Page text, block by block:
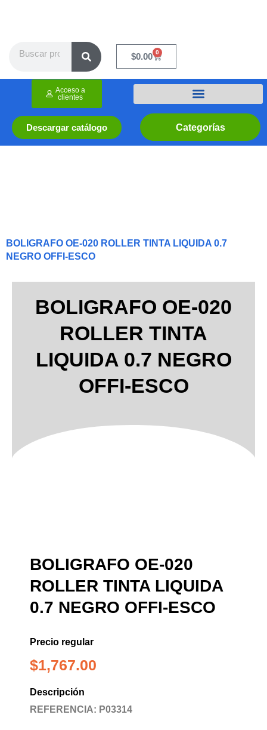
$0.00 0
Cart
Categorías
Descargar catálogo
Acceso a
clientes
BOLIGRAFO OE-020 ROLLER TINTA LIQUIDA 0.7
NEGRO OFFI-ESCO
BOLIGRAFO OE-020
ROLLER TINTA
LIQUIDA 0.7 NEGRO
OFFI-ESCO
BOLIGRAFO OE-020
ROLLER TINTA LIQUIDA
0.7 NEGRO OFFI-ESCO
Precio regular
$1,767.00
Descripción
REFERENCIA: P03314